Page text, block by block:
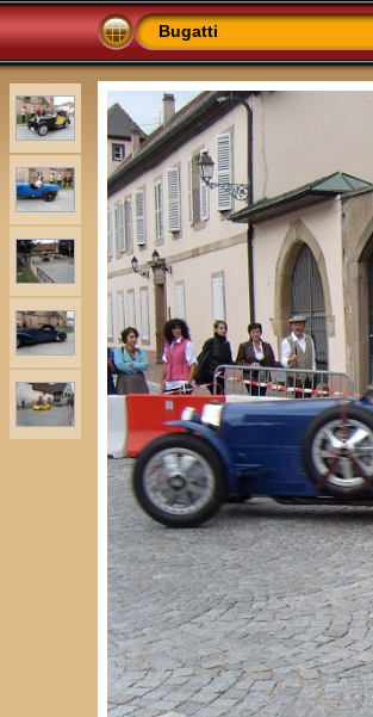
Bugatti